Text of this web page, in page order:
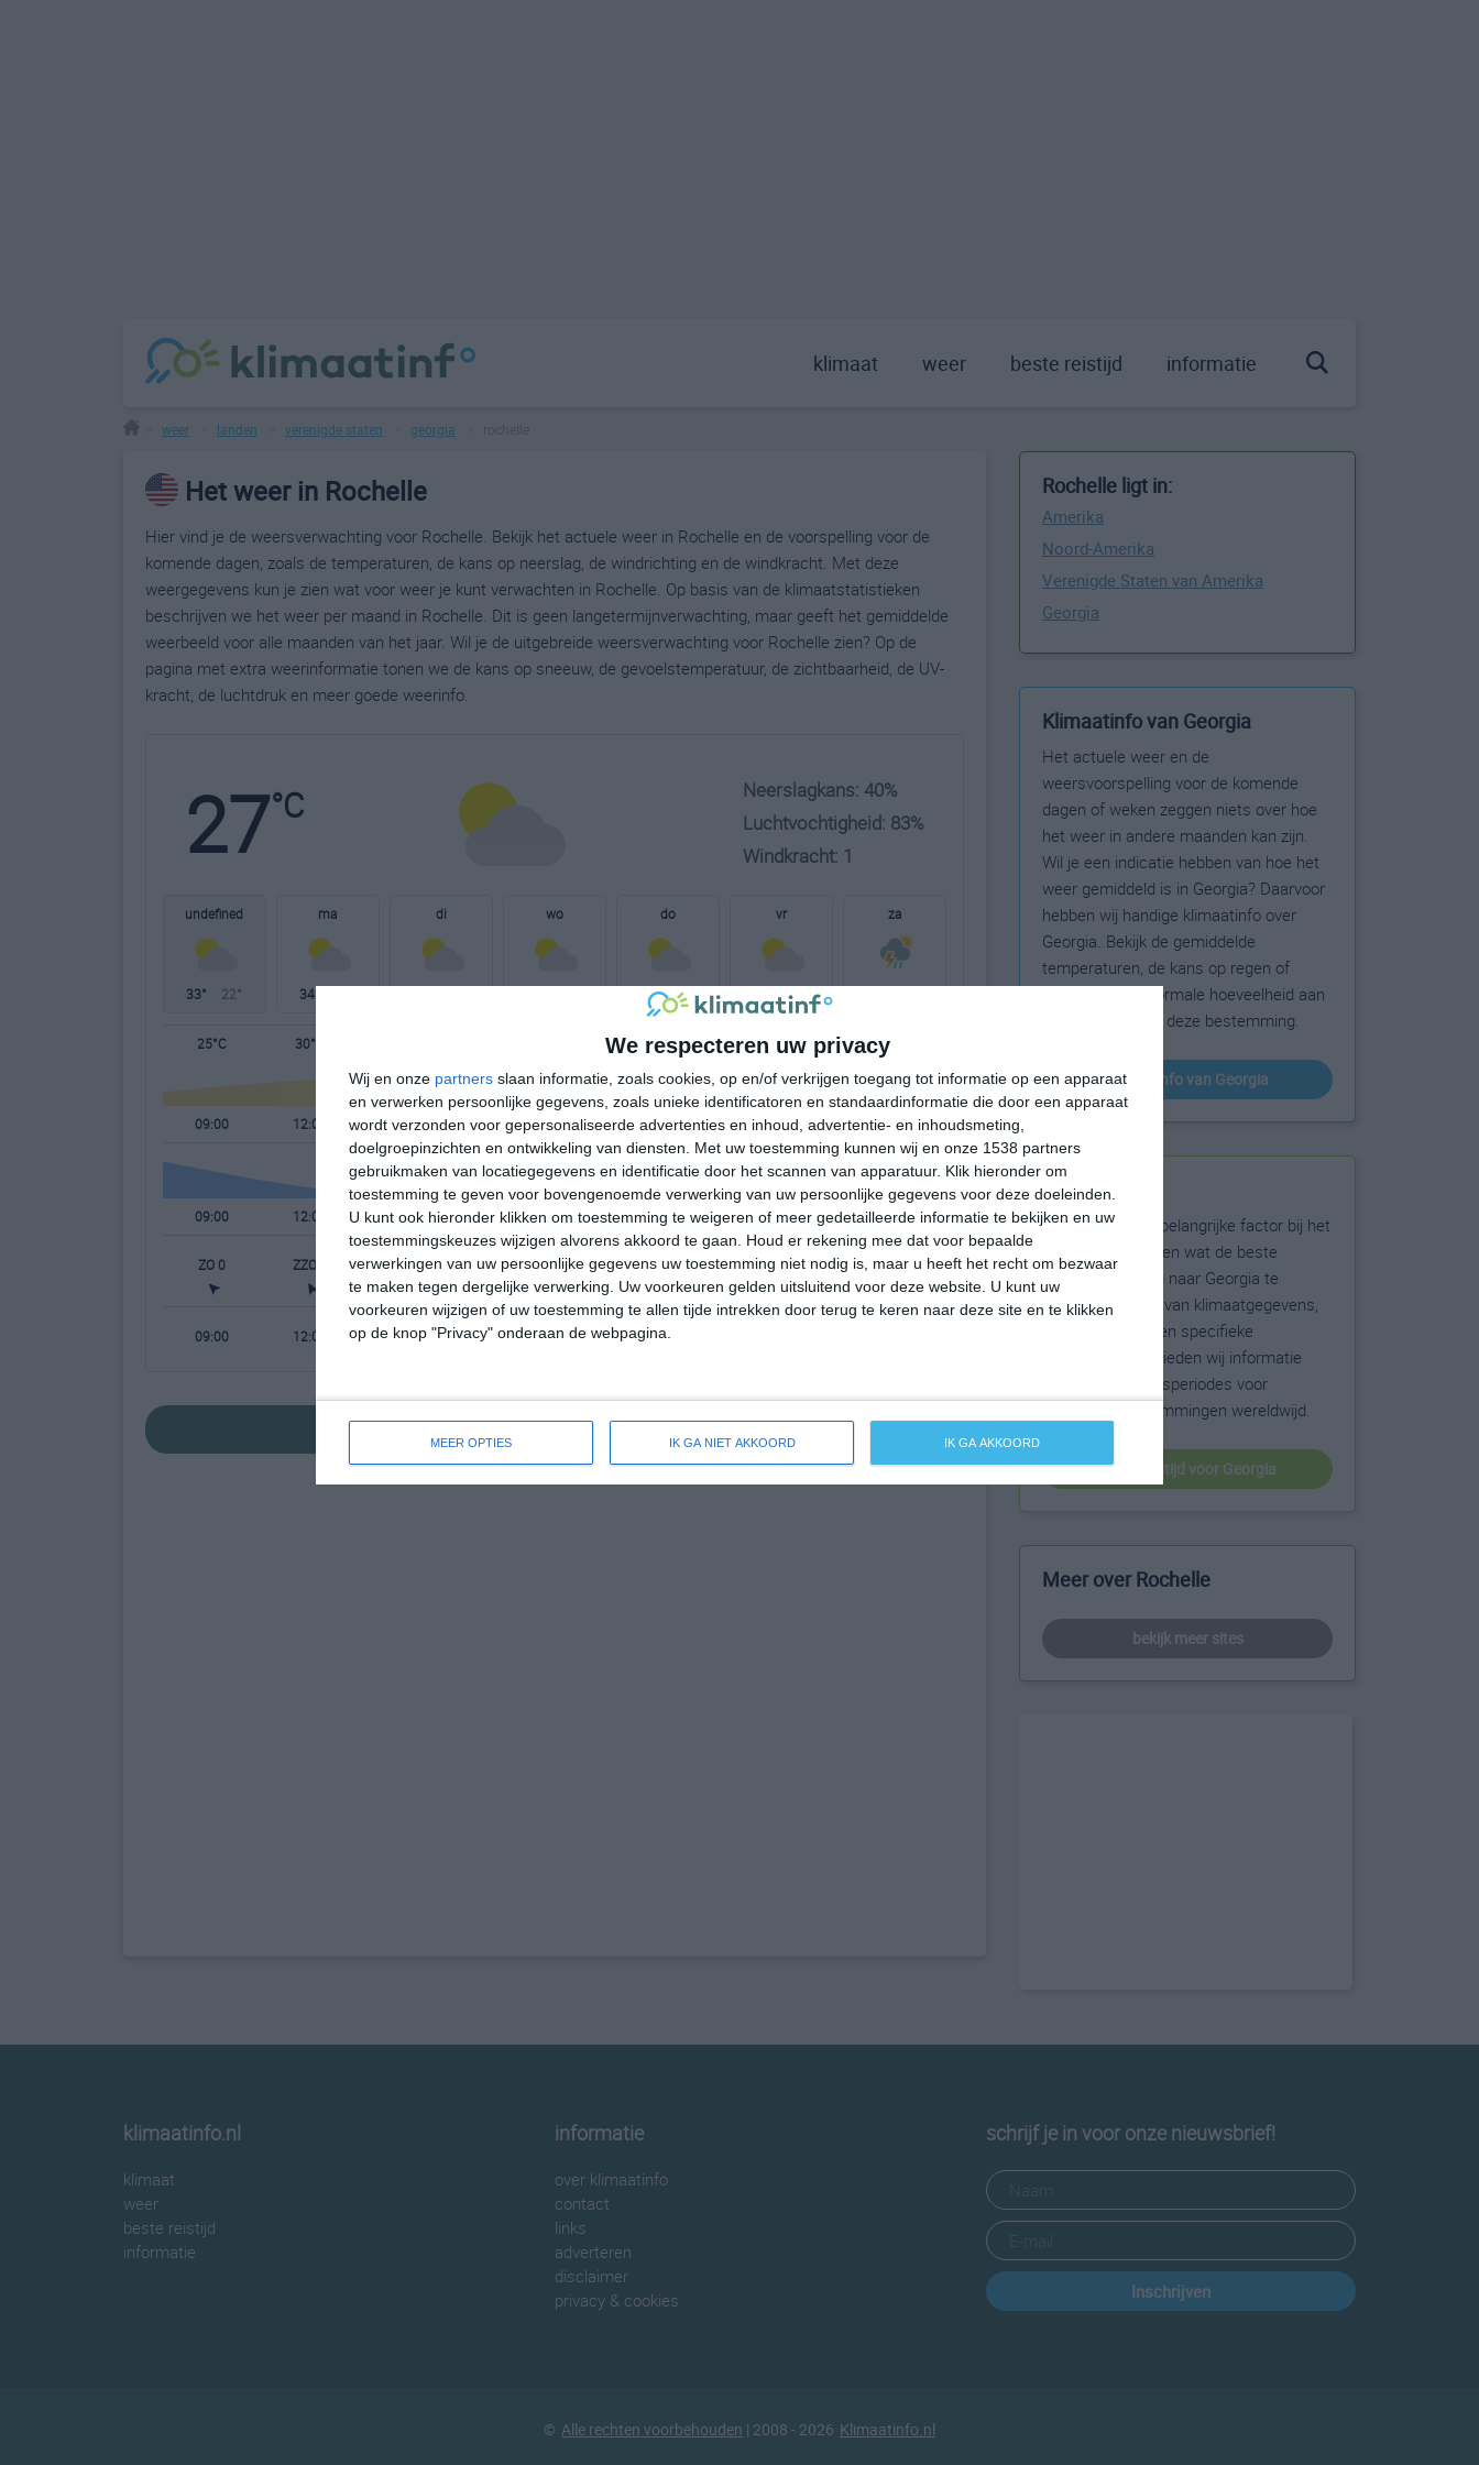
We respecteren uw privacy
Wij en onze partners slaan informatie, zoals cookies, op en/of verkrijgen toegang tot informatie op een apparaat
en verwerken persoonlijke gegevens, zoals unieke identificatoren en standaardinformatie die door een apparaat
wordt verzonden voor gepersonaliseerde advertenties en inhoud, advertentie- en inhoudsmeting,
doelgroepinzichten en ontwikkeling van diensten.
Met uw toestemming kunnen wij en onze 1538 partners
gebruikmaken van locatiegegevens en identificatie door het scannen van apparatuur. Klik hieronder om
toestemming te geven voor bovengenoemde verwerking van uw persoonlijke gegevens voor deze doeleinden.
U kunt ook hieronder klikken om toestemming te weigeren of meer gedetailleerde informatie te bekijken en uw
toestemmingskeuzes wijzigen alvorens akkoord te gaan.
Houd er rekening mee dat voor bepaalde
verwerkingen van uw persoonlijke gegevens uw toestemming niet nodig is, maar u heeft het recht om bezwaar
te maken tegen dergelijke verwerking. Uw voorkeuren gelden uitsluitend voor deze website. U kunt uw
voorkeuren wijzigen of uw toestemming te allen tijde intrekken door terug te keren naar deze site en te klikken
op de knop "Privacy" onderaan de webpagina.
MEER OPTIES IK GA NIET AKKOORD IK GA AKKOORD
klimaat weer beste reistijd informatie
weer landen verenigde staten georgia
Het weer in Rochelle
Hier vind je de weersverwachting voor Rochelle. Bekijk het actuele weer in Rochelle en de voorspelling voor de
komende dagen, zoals de temperaturen, de kans op neerslag, de windrichting en de windkracht. Met deze
weergegevens kun je zien wat voor weer je kunt verwachten in Rochelle. Op basis van de klimaatstatistieken
beschrijven we het weer per maand in Rochelle. Dit is geen langetermijnverwachting, maar geeft het gemiddelde
weerbeeld voor alle maanden van het jaar. Wil je de uitgebreide weersverwachting voor Rochelle zien? Op de
pagina met extra weerinformatie tonen we de kans op sneeuw, de gevoelstemperatuur, de zichtbaarheid, de UV-
kracht, de luchtdruk en meer goede weerinfo.
27°C
Neerslagkans: 40%
Luchtvochtigheid: 83%
Windkracht: 1
undefined
33° 22°
ma
34°
di wo do
34° 24°
vr
24°
za
25°C 30°C 27°C 25°C 24°C 24°C
09:00 12:00 15:00 18:00 21:00 00:00 03:00 06:00
09:00 12:00 15:00 18:00 21:00 00:00 03:00 06:00
ZO 0 ZZO 1 Z 1 ZZW 1 Z 1 ZZW 1 ZZW 1 ZW 1
09:00 12:00 15:00 18:00 21:00
bekijk de uitgebreide weersverwachting voor Rochelle
Rochelle ligt in:
Amerika
Noord-Amerika
Verenigde Staten van Amerika
Georgia
Klimaatinfo van Georgia
Het actuele weer en de
weersvoorspelling voor de komende
dagen of weken zeggen niets over hoe
het weer in andere maanden kan zijn.
Wil je een indicatie hebben van hoe het
weer gemiddeld is in Georgia? Daarvoor
hebben wij handige klimaatinfo over
Georgia. Bekijk de gemiddelde
temperaturen, de kans op regen of
sneeuw en de normale hoeveelheid aan
zonneschijn voor deze bestemming.
klimaatinfo van Georgia
Beste reistijd
Het weer is een belangrijke factor bij het
reizen. Wil je weten wat de beste
maanden zijn om naar Georgia te
reizen? Op basis van klimaatgegevens,
weersextremen en specifieke
weerinformatie bieden wij informatie
over de beste reisperiodes voor
duizenden bestemmingen wereldwijd.
beste reistijd voor Georgia
Meer over Rochelle
bekijk meer sites
klimaatinfo.nl
klimaat
weer
beste reistijd
informatie
informatie
over klimaatinfo
contact
links
adverteren
disclaimer
privacy & cookies
schrijf je in voor onze nieuwsbrief!
Inschrijven
© Alle rechten voorbehouden | 2008 - 2026 Klimaatinfo.nl